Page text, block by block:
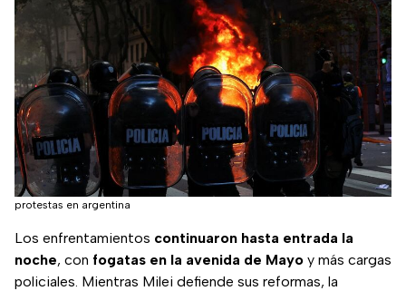
protestas en argentina
Los enfrentamientos continuaron hasta entrada la
noche, con fogatas en la avenida de Mayo y más cargas
policiales. Mientras Milei defiende sus reformas, la